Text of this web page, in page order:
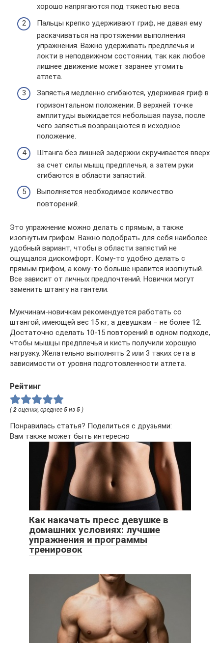
хорошо напрягаются под тяжестью веса.
Пальцы крепко удерживают гриф, не давая ему
раскачиваться на протяжении выполнения
упражнения. Важно удерживать предплечья и
локти в неподвижном состоянии, так как любое
лишнее движение может заранее утомить
атлета.
Запястья медленно сгибаются, удерживая гриф в
горизонтальном положении. В верхней точке
амплитуды выжидается небольшая пауза, после
чего запястья возвращаются в исходное
положение.
Штанга без лишней задержки скручивается вверх
за счет силы мышц предплечья, а затем руки
сгибаются в области запястий.
Выполняется необходимое количество
повторений.
Это упражнение можно делать с прямым, а также
изогнутым грифом. Важно подобрать для себя наиболее
удобный вариант, чтобы в области запястий не
ощущался дискомфорт. Кому-то удобно делать с
прямым грифом, а кому-то больше нравится изогнутый.
Все зависит от личных предпочтений. Новички могут
заменить штангу на гантели.
Мужчинам-новичкам рекомендуется работать со
штангой, имеющей вес 15 кг, а девушкам – не более 12.
Достаточно сделать 10-15 повторений в одном подходе,
чтобы мышцы предплечья и кисть получили хорошую
нагрузку. Желательно выполнять 2 или 3 таких сета в
зависимости от уровня подготовленности атлета.
Рейтинг
( 2 оценки, среднее 5 из 5 )
Понравилась статья? Поделиться с друзьями:
Вам также может быть интересно
Как накачать пресс девушке в
домашних условиях: лучшие
упражнения и программы
тренировок